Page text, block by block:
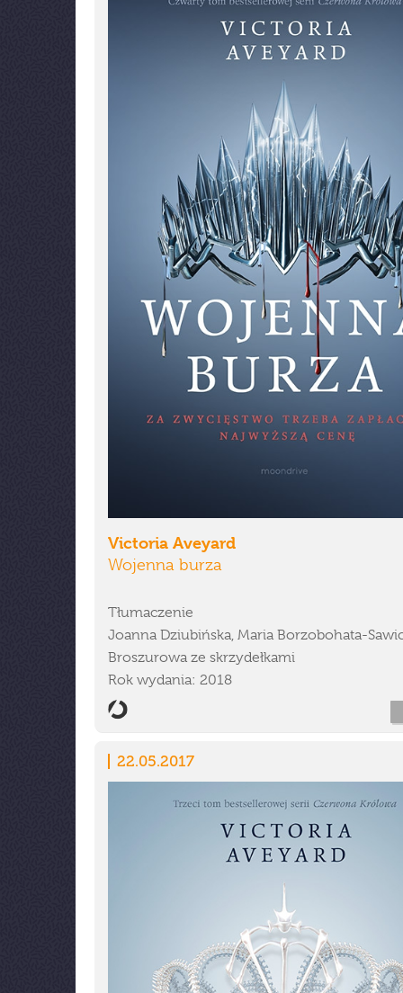
Victoria Aveyard
Wojenna burza
Tłumaczenie
Joanna Dziubińska, Maria Borzobohata-
Broszurowa ze skrzydełkami
Rok wydania: 2018
22.05.2017